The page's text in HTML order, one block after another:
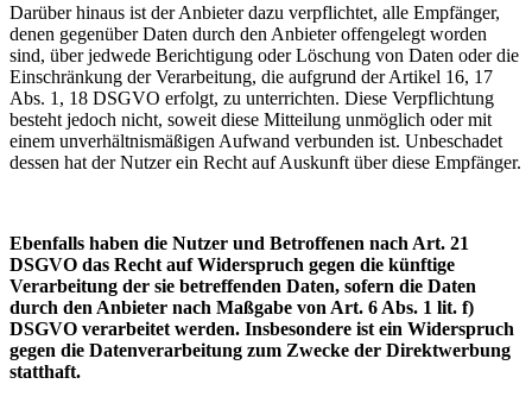
Darüber hinaus ist der Anbieter dazu verpflichtet, alle Empfänger,
denen gegenüber Daten durch den Anbieter offengelegt worden
sind, über jedwede Berichtigung oder Löschung von Daten oder die
Einschränkung der Verarbeitung, die aufgrund der Artikel 16, 17
Abs. 1, 18 DSGVO erfolgt, zu unterrichten. Diese Verpflichtung
besteht jedoch nicht, soweit diese Mitteilung unmöglich oder mit
einem unverhältnismäßigen Aufwand verbunden ist. Unbeschadet
dessen hat der Nutzer ein Recht auf Auskunft über diese Empfänger.
Ebenfalls haben die Nutzer und Betroffenen nach Art. 21
DSGVO das Recht auf Widerspruch gegen die künftige
Verarbeitung der sie betreffenden Daten, sofern die Daten
durch den Anbieter nach Maßgabe von Art. 6 Abs. 1 lit. f)
DSGVO verarbeitet werden. Insbesondere ist ein Widerspruch
gegen die Datenverarbeitung zum Zwecke der Direktwerbung
statthaft.